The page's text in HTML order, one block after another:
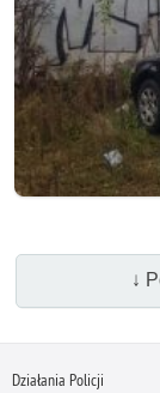
↓
Działania Policji